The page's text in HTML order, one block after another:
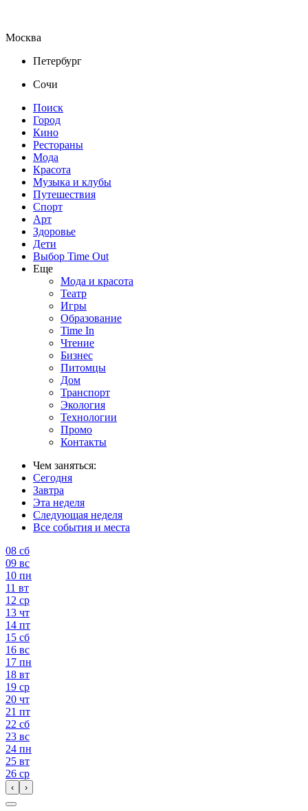
Москва
Петербург
Сочи
Поиск
Город
Кино
Рестораны
Мода
Красота
Музыка и клубы
Путешествия
Спорт
Арт
Здоровье
Дети
Выбор Time Out
Еще
Мода и красота
Театр
Игры
Образование
Time In
Чтение
Бизнес
Питомцы
Дом
Транспорт
Экология
Технологии
Промо
Контакты
Чем заняться:
Сегодня
Завтра
Эта неделя
Следующая неделя
Все события и места
08 сб
09 вс
10 пн
11 вт
12 ср
13 чт
14 пт
15 сб
16 вс
17 пн
18 вт
19 ср
20 чт
21 пт
22 сб
23 вс
24 пн
25 вт
26 ср
‹ ›